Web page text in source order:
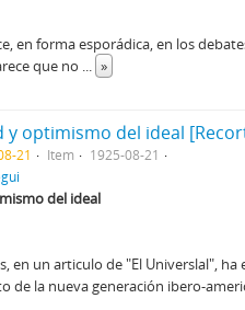
en forma esporádica, en los
que no ... »
y optimismo del ideal
21 Item
1925-08-21
del ideal
en un articulo de "El Universlal",
de la nueva generación ibero-